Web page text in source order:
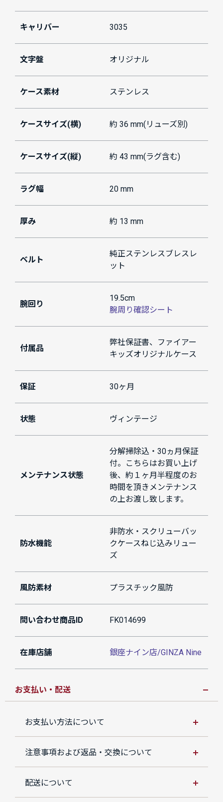
キャリバー 3035
文字盤 オリジナル
ケース素材 ステンレス
ケースサイズ(横) 約 36 mm(リューズ別)
ケースサイズ(縦) 約 43 mm(ラグ含む)
ラグ幅 20 mm
厚み 約 13 mm
ベルト
純正ステンレスブレスレ
ット
腕回り
19.5cm
腕周り確認シート
付属品
弊社保証書、ファイアー
キッズオリジナルケース
保証 30ヶ月
状態 ヴィンテージ
メンテナンス状態
分解掃除込・30ヵ月保証
付。こちらはお買い上げ
後、約１ヶ月半程度のお
時間を頂きメンテナンス
の上お渡し致します。
防水機能
非防水・スクリューバッ
クケースねじ込みリュー
ズ
風防素材 プラスチック風防
問い合わせ商品ID FK014699
在庫店舗 銀座ナイン店/GINZA Nine
お支払い・配送
お支払い方法について
注意事項および返品・交換について
配送について